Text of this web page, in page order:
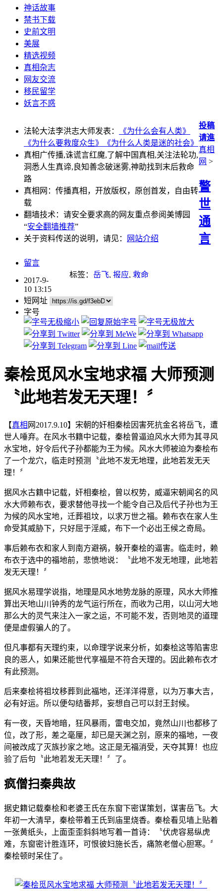
神话故事
禁书下载
史前文明
美展
精选视频
真相杂志
网友交流
移民留学
妖言不惑
法轮大法李洪志大师发表：
《为什么会有人类》
《为什么要救度众生》
《为什么人类是迷的社会》
真相广传播,诛谎言红魔,了解中国真相,关注法轮功,
洞悉人生真谛,良知善念破迷雾,神助找到末后救命
路
真相网：传播真相，开放版权，原创首发，自由转
载
翻墙技术：请安全要求高的网友重点参阅美博园
“安全翻墙推荐”
关于资料传送的说明，请见：
网站介绍
投稿
请進
真相
网 >
警
世
通
言
留言
标签： 岳飞, 报应, 救命
2017-9-
10 13:15
短网址
字号
秦桧觅风水宝地求福 大师预测
〝此地若发无天理！〞
【真相 网2017.9.10】宋朝的奸相秦桧因害死抗金名将岳飞，遭
世人唾弃。在风水书籍中记载，秦桧曾逼迫风水大师为其寻风
水宝地，好令后代子孙都能为王为候。风水大师被迫为秦桧布
了一个龙穴，临走时预测〝此地不发无地理，此地若发无天
理！〞
据风水古籍中记载，奸相秦桧，曾以权势，威逼宋朝闻名的风
水大师赖布衣，要求替他寻找一个能令自己及后代子孙也为王
为候的风水宝地，迁葬祖坟，以求万世之福。赖布衣在家人生
命受其威胁下，只好屈于淫威，布下一个必出王候之奇局。
事后赖布衣和家人到南方避祸，躲开秦桧的逼害。临走时，赖
布衣于选中的福地前，悲愤地说：〝此地不发无地理，此地若
发无天理！〞
据风水易理学说指，地理是风水地势龙脉的原理，风水大师推
算出天地山川钟秀的龙气运行所在，而收为己用，以山河大地
那么大的灵气来注入一家之运，不可能不发，否则地灵的道理
便是虚假骗人的了。
但凡事都有天理约束，以命理学说来分析，如秦桧这等陷害忠
良的恶人，如果还能世代享福是不符合天理的。因此赖布衣才
有此预测。
后来秦桧将祖坟移葬到此福地，还洋洋得意，以为万事大吉，
必有好运。所以便勾结番邦，妄想自己可以封王封候。
有一夜，天昏地暗，狂风暴雨，雷电交加，竟然山川也都移了
位，改了形，差之毫厘，却已是天渊之别，原来的福地，一夜
间被改成了灭族抄家之地。这正是无福消受，天夺其算！也应
验了后句〝此地若发无天理！〞了。
疯僧扫秦典故
据史籍记载秦桧和老婆王氏在东窗下密谋策划，谋害岳飞。大
年初一大清早，秦桧带着王氏到庙里烧香。秦桧看见墙上贴着
一张黄纸头，上面歪歪斜斜地写着一首诗：〝伏虎容易纵虎
难，东窗密计胜连环，可恨彼妇施长舌，痛煞老僧心胆寒。〞
秦桧顿时呆住了。